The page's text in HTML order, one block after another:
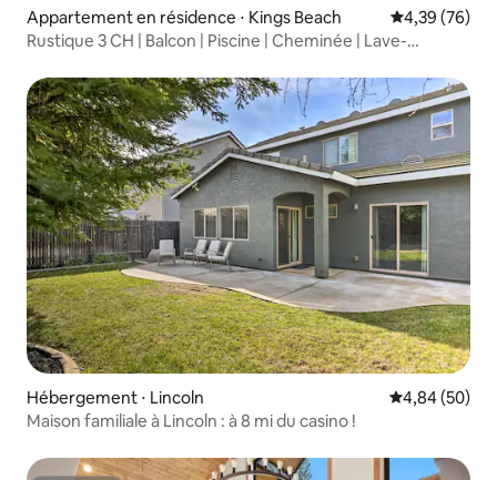
Appartement en résidence ⋅ Kings Beach Évaluation
4,39 (76)
Rustique 3 CH | Balcon | Piscine | Cheminée | Lave-
Hébergement ⋅ Lincoln Évaluation
4,84 (50)
Maison familiale à Lincoln : à 8 mi du casino !